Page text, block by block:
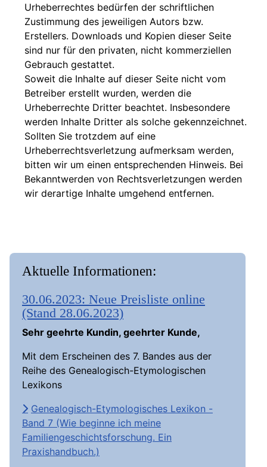
Urheberrechtes bedürfen der schriftlichen
Zustimmung des jeweiligen Autors bzw.
Erstellers. Downloads und Kopien dieser Seite
sind nur für den privaten, nicht kommerziellen
Gebrauch gestattet.
Soweit die Inhalte auf dieser Seite nicht vom
Betreiber erstellt wurden, werden die
Urheberrechte Dritter beachtet. Insbesondere
werden Inhalte Dritter als solche gekennzeichnet.
Sollten Sie trotzdem auf eine
Urheberrechtsverletzung aufmerksam werden,
bitten wir um einen entsprechenden Hinweis. Bei
Bekanntwerden von Rechtsverletzungen werden
wir derartige Inhalte umgehend entfernen.
Aktuelle Informationen:
30.06.2023: Neue Preisliste online
(Stand 28.06.2023)
Sehr geehrte Kundin, geehrter Kunde,
Mit dem Erscheinen des 7. Bandes aus der
Reihe des Genealogisch-Etymologischen
Lexikons
Genealogisch-Etymologisches Lexikon -
Band 7 (Wie beginne ich meine
Familiengeschichtsforschung. Ein
Praxishandbuch.)